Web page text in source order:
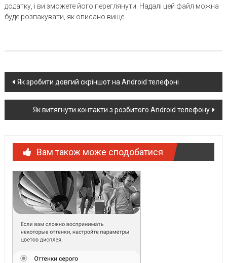
додатку, і ви зможете його переглянути. Надалі цей файл можна
буде розпакувати, як описано вище.
Post
navigation
Як зробити довгий скріншот на Android телефоні
Як витягнути контакти з розбитого Android телефону
Вам також може сподобатися